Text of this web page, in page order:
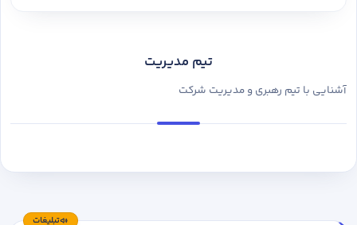
تیم مدیریت
آشنایی با تیم رهبری و مدیریت شرکت
تبلیغات